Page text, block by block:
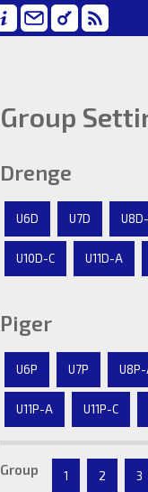
Group
Drenge
U6D U7D
U10D-C U11D-A
Piger
U6P U7P
U11P-A U11P-C
Group 1 2 3